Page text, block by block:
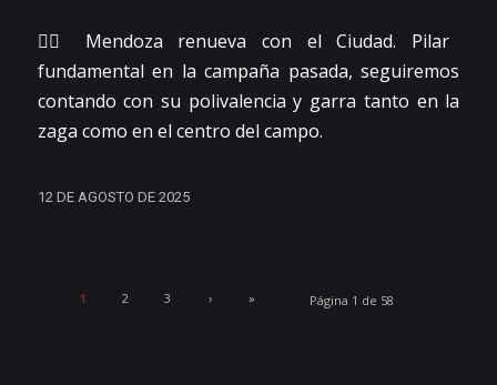
👉🏼 Mendoza renueva con el Ciudad. Pilar
fundamental en la campaña pasada, seguiremos
contando con su polivalencia y garra tanto en la
zaga como en el centro del campo.
12 DE AGOSTO DE 2025
Página 1 de 58
1 2 3 › »